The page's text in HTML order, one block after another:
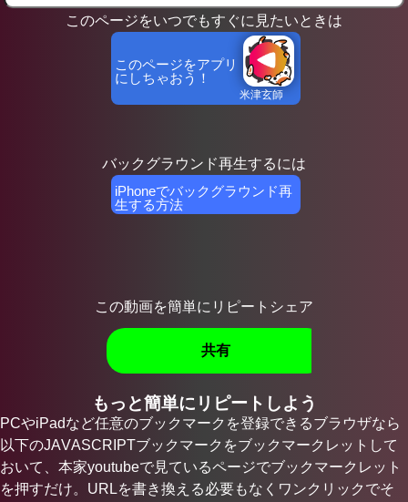
このページをいつでもすぐに見たいときは
このページをアプリ
にしちゃおう！
米津玄師
バックグラウンド再生するには
iPhoneでバックグラウンド再
生する方法
この動画を簡単にリピートシェア
共有
もっと簡単にリピートしよう
PCやiPadなど任意のブックマークを登録できるブラウザなら
以下のJAVASCRIPTブックマークをブックマークレットして
おいて、本家youtubeで見ているページでブックマークレット
を押すだけ。URLを書き換える必要もなくワンクリックでそ